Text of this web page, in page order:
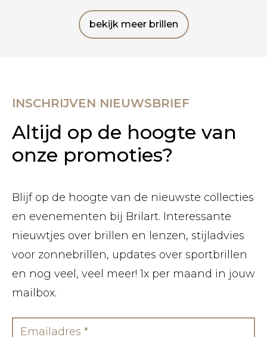
bekijk meer brillen
INSCHRIJVEN NIEUWSBRIEF
Altijd op de hoogte van
onze promoties?
Blijf op de hoogte van de nieuwste collecties
en evenementen bij Brilart. Interessante
nieuwtjes over brillen en lenzen, stijladvies
voor zonnebrillen, updates over sportbrillen
en nog veel, veel meer! 1x per maand in jouw
mailbox.